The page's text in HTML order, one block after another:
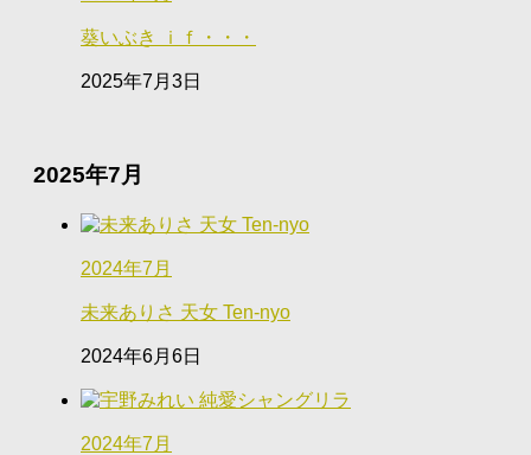
葵いぶき ｉｆ・・・
2025年7月3日
2025年7月
2024年7月
未来ありさ 天女 Ten-nyo
2024年6月6日
2024年7月